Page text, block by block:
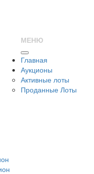
МЕНЮ
Главная
Аукционы
Активные лоты
Проданные Лоты